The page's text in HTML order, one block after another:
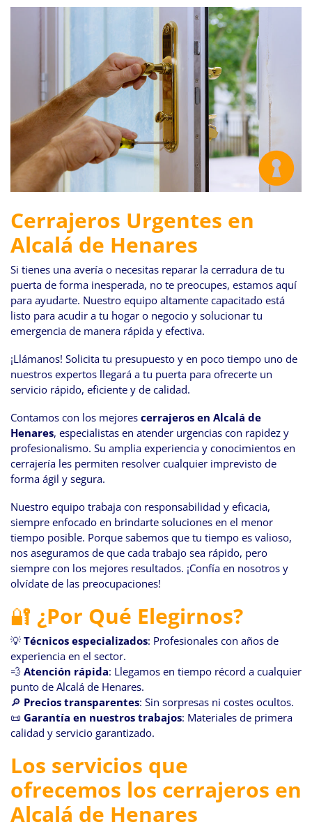
Cerrajeros Urgentes en
Alcalá de Henares
Si tienes una avería o necesitas reparar la cerradura de tu
puerta de forma inesperada, no te preocupes, estamos aquí
para ayudarte. Nuestro equipo altamente capacitado está
listo para acudir a tu hogar o negocio y solucionar tu
emergencia de manera rápida y efectiva.
¡Llámanos! Solicita tu presupuesto y en poco tiempo uno de
nuestros expertos llegará a tu puerta para ofrecerte un
servicio rápido, eficiente y de calidad.
Contamos con los mejores cerrajeros en Alcalá de
Henares, especialistas en atender urgencias con rapidez y
profesionalismo. Su amplia experiencia y conocimientos en
cerrajería les permiten resolver cualquier imprevisto de
forma ágil y segura.
Nuestro equipo trabaja con responsabilidad y eficacia,
siempre enfocado en brindarte soluciones en el menor
tiempo posible. Porque sabemos que tu tiempo es valioso,
nos aseguramos de que cada trabajo sea rápido, pero
siempre con los mejores resultados. ¡Confía en nosotros y
olvídate de las preocupaciones!
🔐 ¿Por Qué Elegirnos?
💡 Técnicos especializados: Profesionales con años de
experiencia en el sector.
💨 Atención rápida: Llegamos en tiempo récord a cualquier
punto de Alcalá de Henares.
🔎 Precios transparentes: Sin sorpresas ni costes ocultos.
📜 Garantía en nuestros trabajos: Materiales de primera
calidad y servicio garantizado.
Los servicios que
ofrecemos los cerrajeros en
Alcalá de Henares